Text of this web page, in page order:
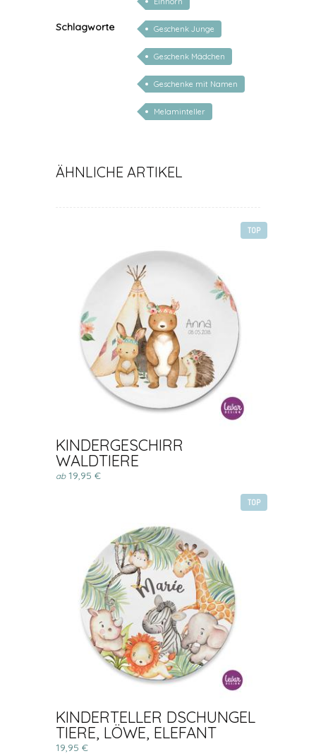
Schlagworte Geschenk Junge
Geschenk Mädchen
Geschenke mit Namen
Melaminteller
ÄHNLICHE ARTIKEL
TOP
KINDERGESCHIRR
WALDTIERE
ab19,95 €
TOP
KINDERTELLER DSCHUNGEL
TIERE, LÖWE, ELEFANT
19,95 €